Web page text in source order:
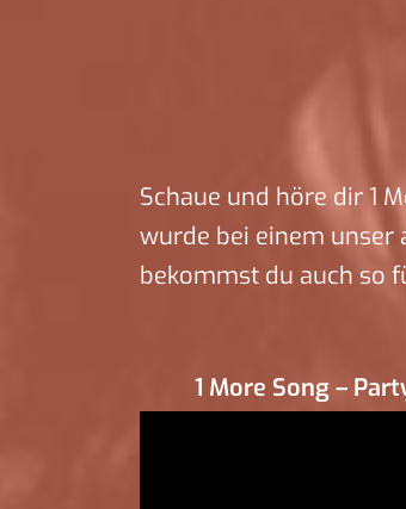
Schaue und höre dir 1
wurde bei einem unser
bekommst du auch so
1 More Song –